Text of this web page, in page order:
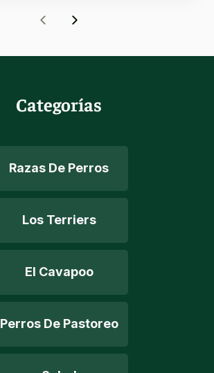
Categorías
Razas De Perros
Los Terriers
El Cavapoo
Perros De Pastoreo